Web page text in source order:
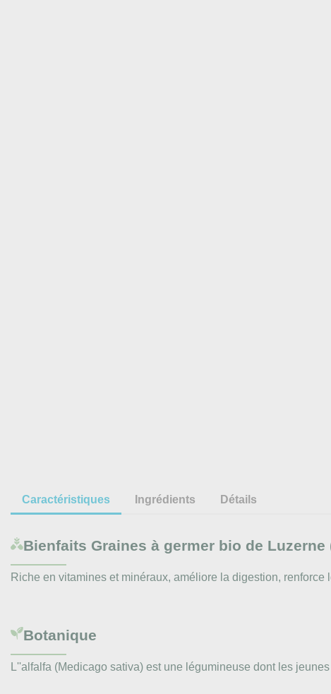
Caractéristiques Ingrédients Détails
Bienfaits Graines à germer bio de Luzerne
Riche en vitamines et minéraux, améliore la digestion, renforce
Botanique
L''alfalfa (Medicago sativa) est une légumineuse dont les